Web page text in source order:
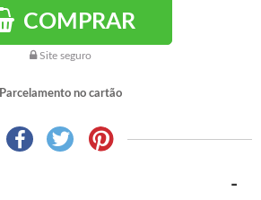
COMPRAR
Site seguro
Parcelamento no cartão